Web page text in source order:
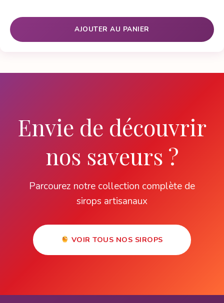
AJOUTER AU PANIER
Envie de découvrir
nos saveurs ?
Parcourez notre collection complète de
sirops artisanaux
VOIR TOUS NOS SIROPS